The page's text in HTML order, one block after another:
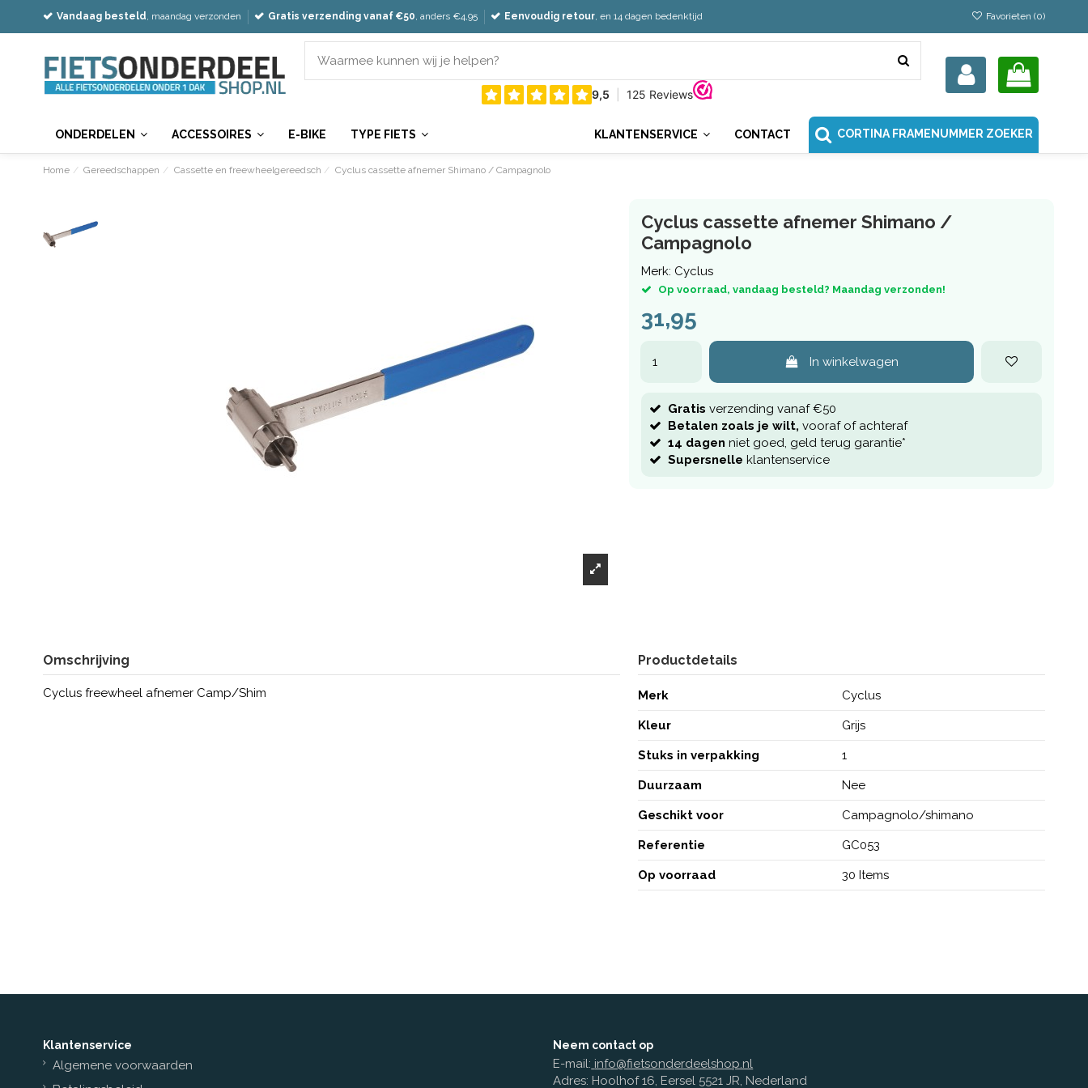
Vandaag besteld, maandag verzonden Gratis verzending vanaf €50, anders €4,95 Eenvoudig retour, en 14 dagen bedenktijd Favorieten (0)
ONDERDELEN ACCESSOIRES E-BIKE TYPE FIETS CORTINA FRAMENUMMER ZOEKER
CONTACT
KLANTENSERVICE
Home Gereedschappen Cassette en freewheelgereedsch Cyclus cassette afnemer Shimano / Campagnolo
Cyclus cassette afnemer Shimano /
Campagnolo
Merk: Cyclus
Op voorraad, vandaag besteld? Maandag verzonden!
31,95
In winkelwagen
Gratis verzending vanaf €50
Betalen zoals je wilt, vooraf of achteraf
14 dagen niet goed, geld terug garantie*
Supersnelle klantenservice
Omschrijving
Cyclus freewheel afnemer Camp/Shim
Productdetails
Merk Cyclus
Kleur Grijs
Stuks in verpakking 1
Duurzaam Nee
Geschikt voor Campagnolo/shimano
Referentie GC053
Op voorraad 30 Items
Klantenservice
Algemene voorwaarden
Neem contact op
E-mail: info@fietsonderdeelshop.nl
Adres: Hoolhof 16, Eersel 5521 JR, Nederland